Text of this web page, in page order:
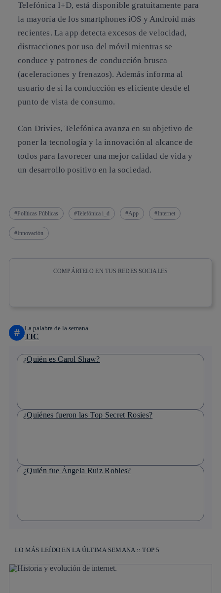
Telefónica I+D, está disponible gratuitamente para
la mayoría de los smartphones iOS y Android más
recientes. La app detecta excesos de velocidad,
distracciones por uso del móvil mientras se
conduce y patrones de conducción brusca
(aceleraciones y frenazos). Además informa al
usuario de si la conducción es eficiente desde el
punto de vista de consumo.
Con Drivies, Telefónica avanza en su objetivo de
poner la tecnología y la innovación al alcance de
todos para favorecer una mejor calidad de vida y
un desarrollo positivo en la sociedad.
Políticas Públicas Telefónica i_d App Internet
Innovación
COMPÁRTELO EN TUS REDES SOCIALES
# La palabra de la semana
TIC
¿Quién es Carol Shaw?
¿Quiénes fueron las Top Secret Rosies?
¿Quién fue Ángela Ruiz Robles?
LO MÁS LEÍDO EN LA ÚLTIMA SEMANA :: TOP 5